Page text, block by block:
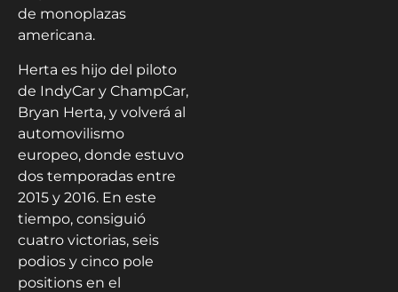
de monoplazas
americana.
Herta es hijo del piloto
de IndyCar y ChampCar,
Bryan Herta, y volverá al
automovilismo
europeo, donde estuvo
dos temporadas entre
2015 y 2016. En este
tiempo, consiguió
cuatro victorias, seis
podios y cinco pole
positions en el